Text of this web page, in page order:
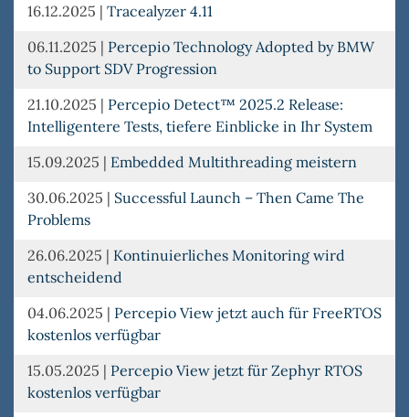
16.12.2025 | Tracealyzer 4.11
06.11.2025 | Percepio Technology Adopted by BMW
to Support SDV Progression
21.10.2025 | Percepio Detect™ 2025.2 Release:
Intelligentere Tests, tiefere Einblicke in Ihr System
15.09.2025 | Embedded Multithreading meistern
30.06.2025 | Successful Launch – Then Came The
Problems
26.06.2025 | Kontinuierliches Monitoring wird
entscheidend
04.06.2025 | Percepio View jetzt auch für FreeRTOS
kostenlos verfügbar
15.05.2025 | Percepio View jetzt für Zephyr RTOS
kostenlos verfügbar